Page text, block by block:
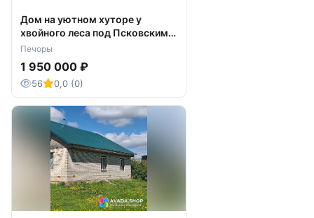
Дом на уютном хуторе у
хвойного леса под Псковскими
Печорами, 6 Га. земли.
Печоры
1 950 000 ₽
56 0,0 (0)